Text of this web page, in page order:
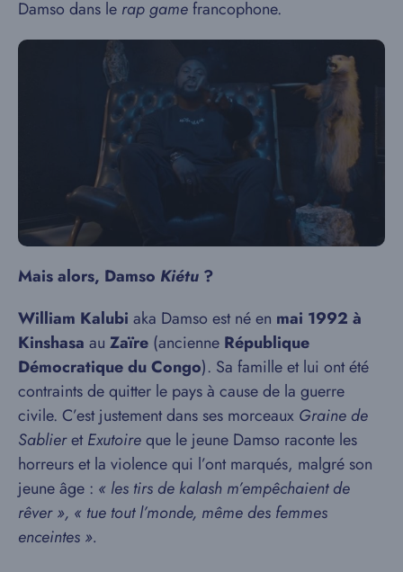
Damso dans le rap gamefrancophone.
Mais alors, Damso Kiétu ?
William Kalubi aka Damso est né en mai 1992 à
Kinshasa au Zaïre (ancienne République
Démocratique du Congo). Sa famille et lui ont été
contraints de quitter le pays à cause de la guerre
civile. C’est justement dans ses morceaux Graine de
SablieretExutoireque le jeune Damso raconte les
horreurs et la violence qui l’ont marqués, malgré son
jeune âge : « les tirs de kalash m’empêchaient de
rêver », « tue tout l’monde, même des femmes
enceintes ».